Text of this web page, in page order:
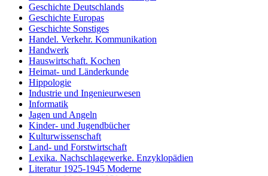
Geschichte Deutschlands
Geschichte Europas
Geschichte Sonstiges
Handel. Verkehr. Kommunikation
Handwerk
Hauswirtschaft. Kochen
Heimat- und Länderkunde
Hippologie
Industrie und Ingenieurwesen
Informatik
Jagen und Angeln
Kinder- und Jugendbücher
Kulturwissenschaft
Land- und Forstwirtschaft
Lexika. Nachschlagewerke. Enzyklopädien
Literatur 1925-1945 Moderne